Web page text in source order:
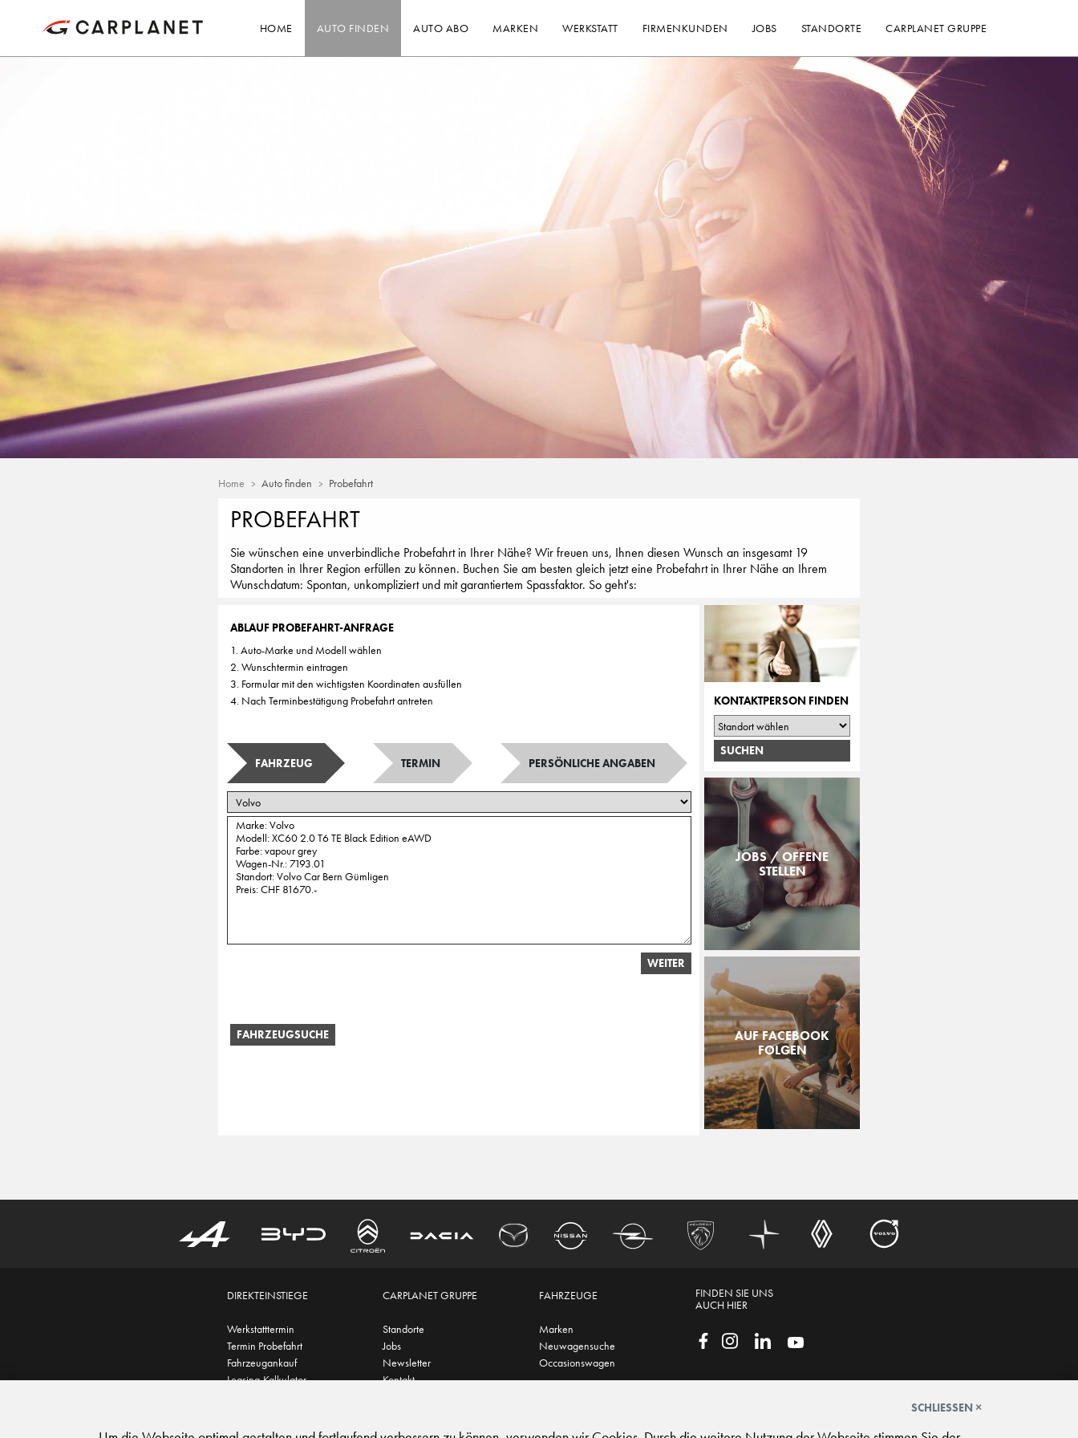
HOME AUTO FINDEN AUTO ABO MARKEN WERKSTATT FIRMENKUNDEN JOBS STANDORTE CARPLANET GRUPPE
Home Auto finden Probefahrt
PROBEFAHRT
Sie wünschen eine unverbindliche Probefahrt in Ihrer Nähe? Wir freuen uns, Ihnen diesen Wunsch an insgesamt 19
Standorten in Ihrer Region erfüllen zu können. Buchen Sie am besten gleich jetzt eine Probefahrt in Ihrer Nähe an Ihrem
Wunschdatum: Spontan, unkompliziert und mit garantiertem Spassfaktor. So geht's:
ABLAUF PROBEFAHRT-ANFRAGE
1. Auto-Marke und Modell wählen
2. Wunschtermin eintragen
3. Formular mit den wichtigsten Koordinaten ausfüllen
4. Nach Terminbestätigung Probefahrt antreten
FAHRZEUG TERMIN PERSÖNLICHE ANGABEN
WEITER
FAHRZEUGSUCHE
KONTAKTPERSON FINDEN
JOBS / OFFENE
STELLEN
AUF FACEBOOK
FOLGEN
DIREKTEINSTIEGE
Werkstatttermin
Termin Probefahrt
Fahrzeugankauf
Leasing-Kalkulator
CARPLANET GRUPPE
Standorte
Jobs
Newsletter
Kontakt
FAHRZEUGE
Marken
Neuwagensuche
Occasionswagen
FINDEN SIE UNS
AUCH HIER
SCHLIESSEN ×